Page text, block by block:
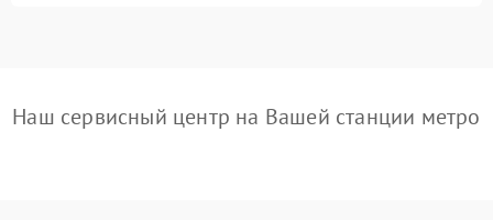
Наш сервисный центр на Вашей станции метро